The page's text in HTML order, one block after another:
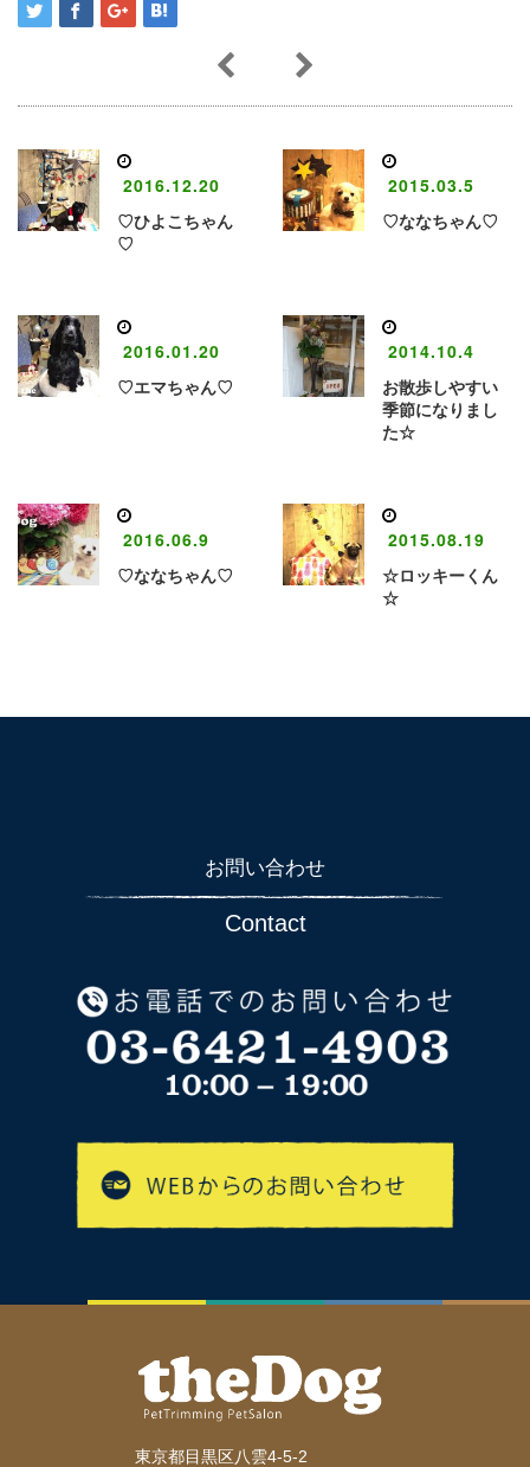
2016.12.20
♡ひよこちゃん
♡
2015.03.5
♡ななちゃん♡
2016.01.20
♡エマちゃん♡
2014.10.4
お散歩しやすい
季節になりまし
た☆
2016.06.9
♡ななちゃん♡
2015.08.19
☆ロッキーくん
☆
お問い合わせ
Contact
東京都目黒区八雲4-5-2